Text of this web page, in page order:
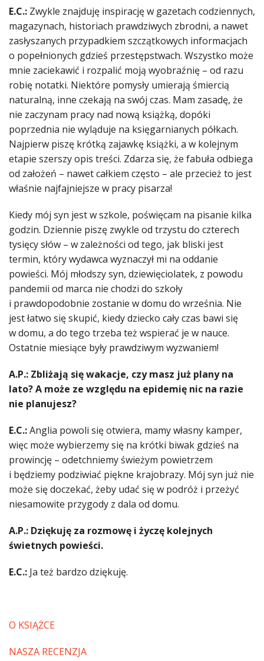
E.C.: Zwykle znajduję inspirację w gazetach codziennych,
magazynach, historiach prawdziwych zbrodni, a nawet
zasłyszanych przypadkiem szczątkowych informacjach
o popełnionych gdzieś przestępstwach. Wszystko może
mnie zaciekawić i rozpalić moją wyobraźnię – od razu
robię notatki. Niektóre pomysły umierają śmiercią
naturalną, inne czekają na swój czas. Mam zasadę, że
nie zaczynam pracy nad nową książką, dopóki
poprzednia nie wyląduje na księgarnianych półkach.
Najpierw piszę krótką zajawkę książki, a w kolejnym
etapie szerszy opis treści. Zdarza się, że fabuła odbiega
od założeń – nawet całkiem często – ale przecież to jest
właśnie najfajniejsze w pracy pisarza!
Kiedy mój syn jest w szkole, poświęcam na pisanie kilka
godzin. Dziennie piszę zwykle od trzystu do czterech
tysięcy słów – w zależności od tego, jak bliski jest
termin, który wydawca wyznaczył mi na oddanie
powieści. Mój młodszy syn, dziewięciolatek, z powodu
pandemii od marca nie chodzi do szkoły
i prawdopodobnie zostanie w domu do września. Nie
jest łatwo się skupić, kiedy dziecko cały czas bawi się
w domu, a do tego trzeba też wspierać je w nauce.
Ostatnie miesiące były prawdziwym wyzwaniem!
A.P.: Zbliżają się wakacje, czy masz już plany na
lato? A może ze względu na epidemię nic na razie
nie planujesz?
E.C.:Anglia powoli się otwiera, mamy własny kamper,
więc może wybierzemy się na krótki biwak gdzieś na
prowincję – odetchniemy świeżym powietrzem
i będziemy podziwiać piękne krajobrazy. Mój syn już nie
może się doczekać, żeby udać się w podróż i przeżyć
niesamowite przygody z dala od domu.
A.P.: Dziękuję za rozmowę i życzę kolejnych
świetnych powieści.
E.C.: Ja też bardzo dziękuję.
O KSIĄŻCE
NASZA RECENZJA